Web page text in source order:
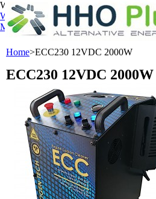
Welkom,
Aanmelden
Winkelwagen
0 product producten (leeg)
Mijn account
Home>ECC230 12VDC 2000W
ECC230 12VDC 2000W